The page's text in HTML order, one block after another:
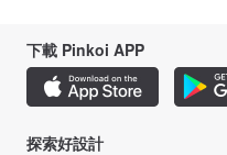
下載 Pinkoi APP
探索好設計